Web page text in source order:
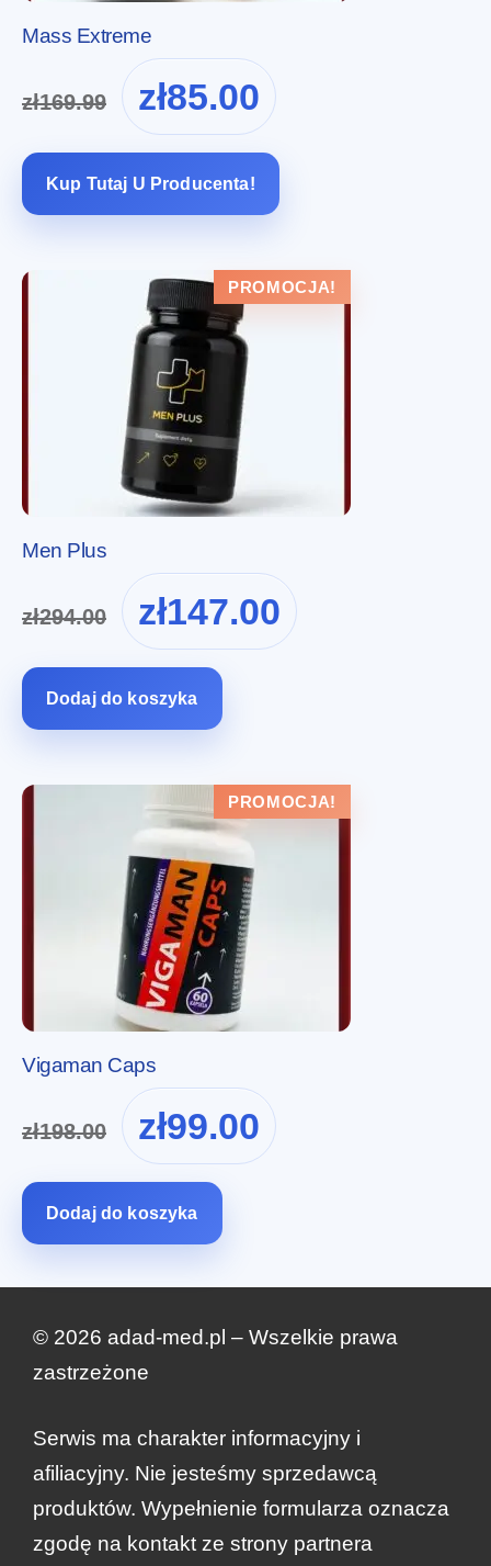
Mass Extreme
zł169.99
Pierwotna
cena
wynosiła:
zł85.00
cena
zł85.00.
Kup Tutaj U Producenta!
PROMOCJA!
Men Plus
zł294.00
Pierwotna
cena
wynosiła:
zł147.00
cena
Dodaj do koszyka
PROMOCJA!
Vigaman Caps
zł198.00
Pierwotna
cena
wynosiła:
zł99.00
cena
Dodaj do koszyka
© 2026 adad-med.pl – Wszelkie prawa
zastrzeżone
Serwis ma charakter informacyjny i
afiliacyjny. Nie jesteśmy sprzedawcą
produktów. Wypełnienie formularza oznacza
zgodę na kontakt ze strony partnera
zł 299.00
cena
cena
Zamów teraz